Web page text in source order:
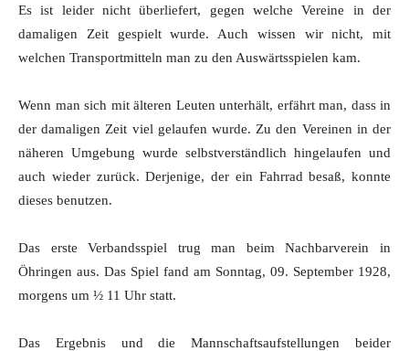
Es ist leider nicht überliefert, gegen welche Vereine in der
damaligen Zeit gespielt wurde. Auch wissen wir nicht, mit
welchen Transportmitteln man zu den Auswärtsspielen kam.
Wenn man sich mit älteren Leuten unterhält, erfährt man, dass in
der damaligen Zeit viel gelaufen wurde. Zu den Vereinen in der
näheren Umgebung wurde selbstverständlich hingelaufen und
auch wieder zurück. Derjenige, der ein Fahrrad besaß, konnte
dieses benutzen.
Das erste Verbandsspiel trug man beim Nachbarverein in
Öhringen aus. Das Spiel fand am Sonntag, 09. September 1928,
morgens um ½ 11 Uhr statt.
Das Ergebnis und die Mannschaftsaufstellungen beider